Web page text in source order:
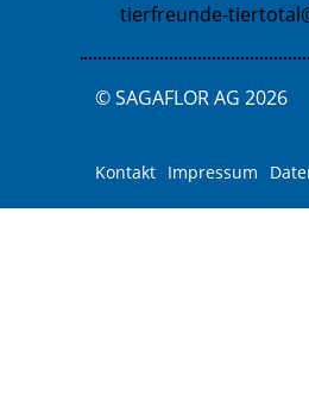
tierfreunde-
© SAGAFLOR AG 2026
Kontakt Impressum